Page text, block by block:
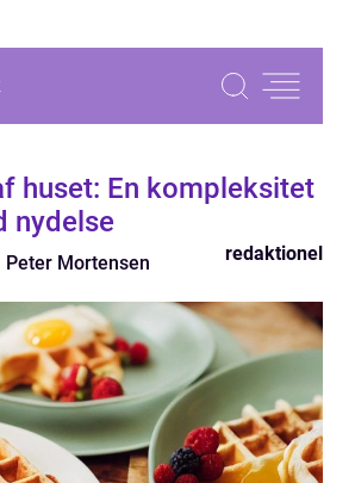
huset: En kompleksitet
nydelse
Peter Mortensen redaktionel